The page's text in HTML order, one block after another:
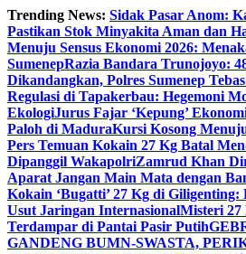
Skip
to
content
Trending News: Sidak Pasar Anom:
Pastikan Stok Minyakita Aman dan
Menuju Sensus Ekonomi 2026:
SumenepRazia Bandara Trunojoyo:
Dikandangkan, Polres Sumenep
Regulasi di Tapakerbau: Hegemoni
EkologiJurus Fajar ‘Kepung’
Paloh di MaduraKursi Kosong
Pers Temuan Kokain 27 Kg Batal
Dipanggil WakapolriZamrud Khan
Aparat Jangan Main Mata dengan
Kokain ‘Bugatti’ 27 Kg di Giligenting:
Usut Jaringan InternasionalMisteri
Terdampar di Pantai Pasir Putih
GANDENG BUMN-SWASTA,